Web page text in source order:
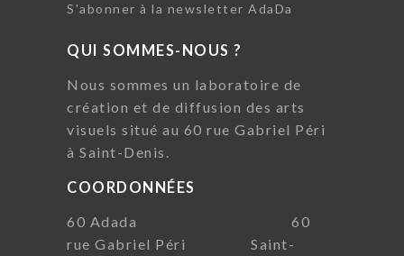
S'abonner à la newsletter AdaDa
QUI SOMMES-NOUS ?
Nous sommes un laboratoire de
création et de diffusion des arts
visuels situé au 60 rue Gabriel Péri
à Saint-Denis.
COORDONNÉES
60 Adada 60
rue Gabriel Péri Saint-